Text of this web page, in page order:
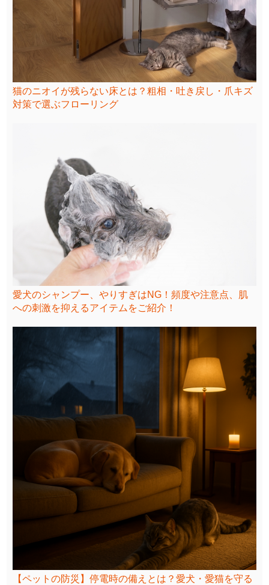
猫のニオイが残らない床とは？粗相・吐き戻し・爪キズ
対策で選ぶフローリング
愛犬のシャンプー、やりすぎはNG！頻度や注意点、肌
への刺激を抑えるアイテムをご紹介！
【ペットの防災】停電時の備えとは？愛犬・愛猫を守る